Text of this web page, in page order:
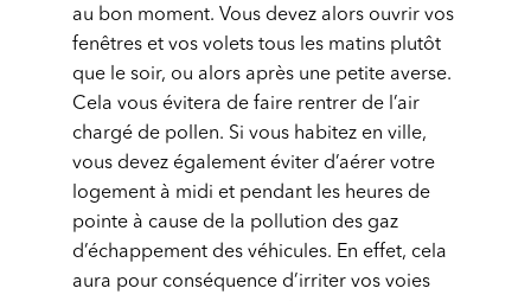
au bon moment. Vous devez alors ouvrir vos
fenêtres et vos volets tous les matins plutôt
que le soir, ou alors après une petite averse.
Cela vous évitera de faire rentrer de l’air
chargé de pollen. Si vous habitez en ville,
vous devez également éviter d’aérer votre
logement à midi et pendant les heures de
pointe à cause de la pollution des gaz
d’échappement des véhicules. En effet, cela
aura pour conséquence d’irriter vos voies